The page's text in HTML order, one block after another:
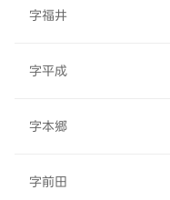
字福井
字平成
字本郷
字前田